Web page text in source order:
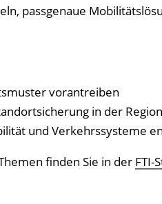
passgenaue
vorantreiben
in der
und Verkehrssysteme
finden Sie in der FTI-